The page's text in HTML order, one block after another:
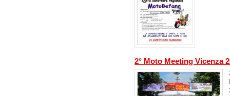
2° Moto Meeting Vicenza